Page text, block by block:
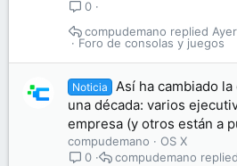
0
Foro de consolas y juegos
compudemano
Noticia
Así ha cambiado
una década: varios
empresa (y otros están a
compudemano
OS X
0
compudemano